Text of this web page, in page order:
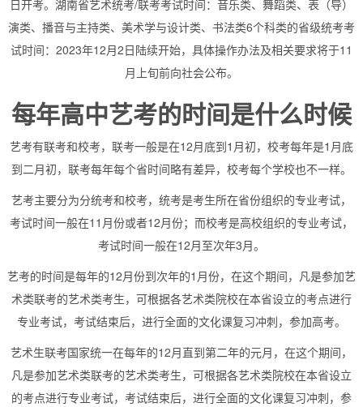
日开考。湖南省艺术统考/联考考试时间：音乐类、舞蹈类、表（导）
演类、播音与主持类、美术学与设计类、书法类6个科类的省级统考考
试时间：2023年12月2日陆续开始，具体操作办法及相关要求将于11
月上旬前向社会公布。
每年高中艺考的时间是什么时候
艺考有联考和校考，联考一般是在12月底到1月初，校考每年是1月底
到二月初，联考每年每个省时间略有差异，校考每个学校也不一样。
艺考主要分为分统考和校考，统考是考生所在省份组织的专业考试，
考试时间一般在11月份或者12月份；而校考是高校组织的专业考试，
考试时间一般在12月至次年3月。
艺考的时间是每年的12月份到次年的1月份，在这个期间，凡是参加艺
术类联考的艺术类考生，可根据各艺术类院校在本省设立的考点进行
专业考试，考试结束后，进行全面的文化课复习冲刺，参加高考。
艺术生联考国家统一在每年的12月直到第二年的元月，在这个期间，
凡是参加艺术类联考的艺术类考生，可根据各艺术类院校在本省设立
的考点进行专业考试，考试结束后，进行全面的文化课复习冲刺，参